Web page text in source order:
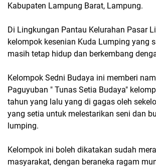
Kabupaten Lampung Barat, Lampung.
Di Lingkungan Pantau Kelurahan Pasar
kelompok kesenian Kuda Lumping yang
masih tetap hidup dan berkembang
Kelompok Sedni Budaya ini memberi
Paguyuban " Tunas Setia Budaya"
tahun yang lalu yang di gagas oleh
yang setia untuk melestarikan seni dan
lumping.
Kelompok ini boleh dikatakan sudah
masyarakat, dengan beraneka ragam